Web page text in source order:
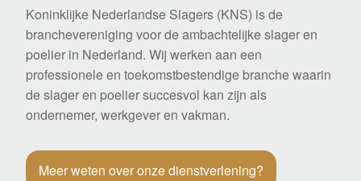
Koninklijke Nederlandse Slagers (KNS) is de
branchevereniging voor de ambachtelijke slager en
poelier in Nederland. Wij werken aan een
professionele en toekomstbestendige branche waarin
de slager en poelier succesvol kan zijn als
ondernemer, werkgever en vakman.
Meer weten over onze dienstverlening?